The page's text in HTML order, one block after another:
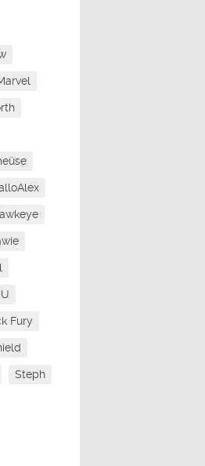
Fury
Steph